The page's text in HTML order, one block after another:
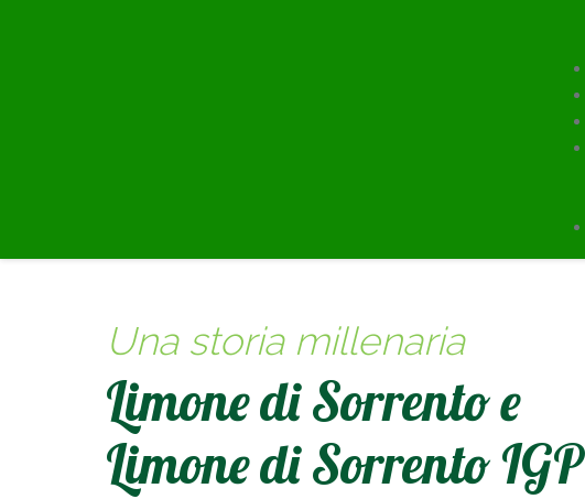
Una storia millenaria
Limone di Sorrento e
Limone di Sorrento IGP